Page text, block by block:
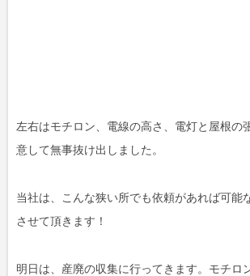
左右はモチロン、電線の高さ、電灯と屋根の
意して無事抜け出しました。
当社は、こんな狭い所でも依頼があれば可能
させて頂きます！
明日は、産廃の収集に行ってきます。モチロ